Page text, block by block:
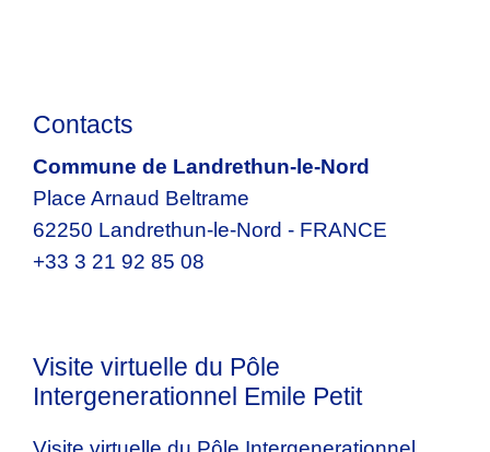
Contacts
Commune de Landrethun-le-Nord
Place Arnaud Beltrame
62250 Landrethun-le-Nord - FRANCE
+33 3 21 92 85 08
Visite virtuelle du Pôle
Intergenerationnel Emile Petit